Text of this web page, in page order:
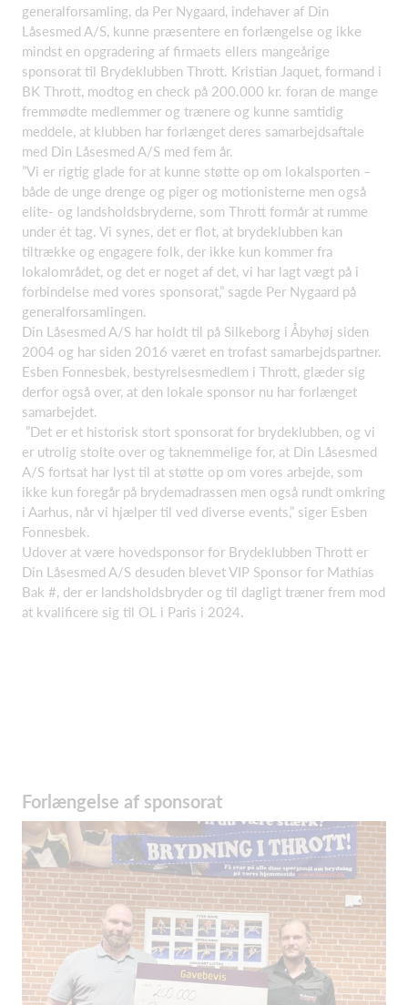
generalforsamling, da Per Nygaard, indehaver af Din
Låsesmed A/S, kunne præsentere en forlængelse og ikke
mindst en opgradering af firmaets ellers mangeårige
sponsorat til Brydeklubben Thrott. Kristian Jaquet, formand i
BK Thrott, modtog en check på 200.000 kr. foran de mange
fremmødte medlemmer og trænere og kunne samtidig
meddele, at klubben har forlænget deres samarbejdsaftale
med Din Låsesmed A/S med fem år.
”Vi er rigtig glade for at kunne støtte op om lokalsporten –
både de unge drenge og piger og motionisterne men også
elite- og landsholdsbryderne, som Thrott formår at rumme
under ét tag. Vi synes, det er flot, at brydeklubben kan
tiltrække og engagere folk, der ikke kun kommer fra
lokalområdet, og det er noget af det, vi har lagt vægt på i
forbindelse med vores sponsorat,” sagde Per Nygaard på
generalforsamlingen.
Din Låsesmed A/S har holdt til på Silkeborg i Åbyhøj siden
2004 og har siden 2016 været en trofast samarbejdspartner.
Esben Fonnesbek, bestyrelsesmedlem i Thrott, glæder sig
derfor også over, at den lokale sponsor nu har forlænget
samarbejdet.
”Det er et historisk stort sponsorat for brydeklubben, og vi
er utrolig stolte over og taknemmelige for, at Din Låsesmed
A/S fortsat har lyst til at støtte op om vores arbejde, som
ikke kun foregår på brydemadrassen men også rundt omkring
i Aarhus, når vi hjælper til ved diverse events,” siger Esben
Fonnesbek.
Udover at være hovedsponsor for Brydeklubben Thrott er
Din Låsesmed A/S desuden blevet VIP Sponsor for Mathias
Bak #, der er landsholdsbryder og til dagligt træner frem mod
at kvalificere sig til OL i Paris i 2024.
Forlængelse af sponsorat